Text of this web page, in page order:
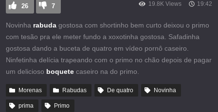
26 7 19.8K Views 19:42
Novinha rabuda gostosa com shortinho bem curto deixou o primo
com tesão pra ele meter fundo a xoxotinha gostosa. Safadinha
gostosa dando a buceta de quatro em vídeo pornô caseiro.
Ninfetinha delícia trapeando com o primo no chão depois de pagar
um delicioso boquete caseiro na do primo.
Morenas Rabudas De quatro Novinha
prima Primo